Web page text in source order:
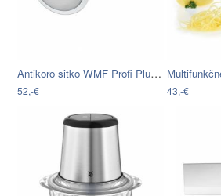
Antikoro sitko WMF Profi Plus, ⌀ 16 cm
52,-€ 43,-€